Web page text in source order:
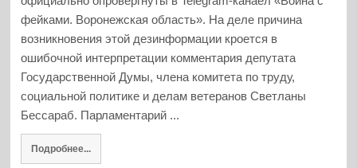
фейками. Воронежская область». На деле причина
возникновения этой дезинформации кроется в
ошибочной интерпретации комментария депутата
Государственной Думы, члена комитета по труду,
социальной политике и делам ветеранов Светланы
Бессараб. Парламентарий ...
Подробнее...